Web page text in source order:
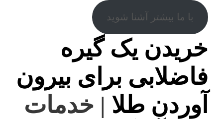
با ما بیشتر آشنا شوید
خریدن یک گیره
فاضلابی برای بیرون
آوردن طلا | خدمات